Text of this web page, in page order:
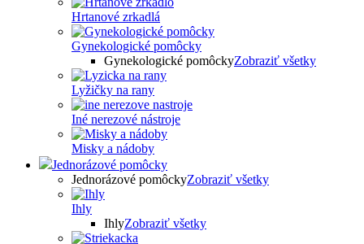
Hrtanové zrkadlá
Gynekologické pomôcky
Gynekologické pomôckyZobraziť všetky
Lyžičky na rany
Iné nerezové nástroje
Misky a nádoby
Jednorázové pomôcky
Jednorázové pomôckyZobraziť všetky
Ihly
IhlyZobraziť všetky